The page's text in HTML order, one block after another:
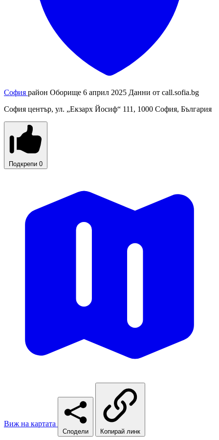
София район Оборище 6 април 2025 Данни от call.sofia.bg
София център, ул. „Екзарх Йосиф“ 111, 1000 София, България
Подкрепи 0
Виж на картата
Сподели Копирай линк